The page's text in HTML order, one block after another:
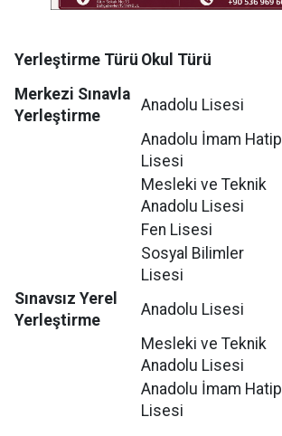
Yerleştirme Türü Okul Türü
Merkezi Sınavla
Yerleştirme
Anadolu Lisesi
Anadolu İmam Hatip
Lisesi
Mesleki ve Teknik
Anadolu Lisesi
Fen Lisesi
Sosyal Bilimler
Lisesi
Sınavsız Yerel
Yerleştirme
Anadolu Lisesi
Mesleki ve Teknik
Anadolu Lisesi
Anadolu İmam Hatip
Lisesi